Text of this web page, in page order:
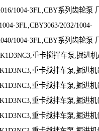
1004-3FL,CBY系列齿轮泵
3FL,CBY3063/2032/1004-
1004-3FL,CBY系列齿轮泵
重卡搅拌车泵,掘进
重卡搅拌车泵,掘进机
重卡搅拌车泵,掘进机
重卡搅拌车泵,掘进机
重卡搅拌车泵,掘进机